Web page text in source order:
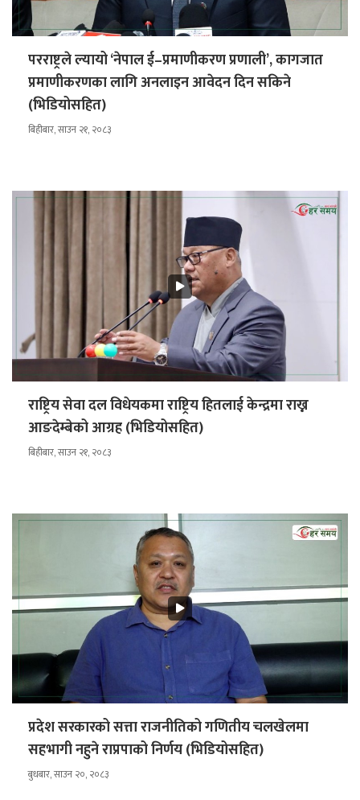
परराष्ट्रले ल्यायो ‘नेपाल ई–प्रमाणीकरण प्रणाली’, कागजात
प्रमाणीकरणका लागि अनलाइन आवेदन दिन सकिने
(भिडियोसहित)
बिहीबार, साउन २१, २०८३
राष्ट्रिय सेवा दल विधेयकमा राष्ट्रिय हितलाई केन्द्रमा राख्न
आङदेम्बेको आग्रह (भिडियोसहित)
बिहीबार, साउन २१, २०८३
प्रदेश सरकारको सत्ता राजनीतिको गणितीय चलखेलमा
सहभागी नहुने राप्रपाको निर्णय (भिडियोसहित)
बुधबार, साउन २०, २०८३